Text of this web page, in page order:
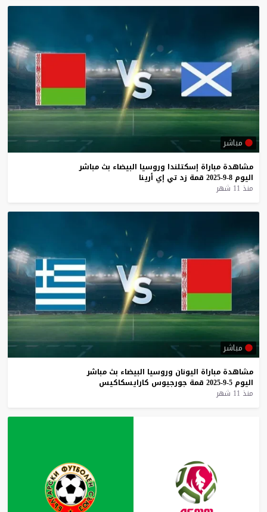
مباشر
مشاهدة مباراة إسكتلندا وروسيا البيضاء بث مباشر
اليوم 8-9-2025 قمة زد تي إي أرينا
منذ 11 شهر
مباشر
مشاهدة مباراة اليونان وروسيا البيضاء بث مباشر
اليوم 5-9-2025 قمة جورجيوس كارايسكاكيس
منذ 11 شهر